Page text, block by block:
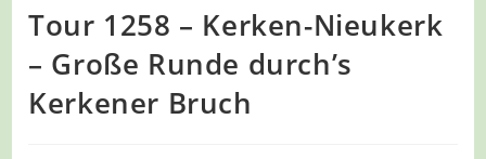
Tour 1258 – Kerken-Nieukerk
– Große Runde durch’s
Kerkener Bruch